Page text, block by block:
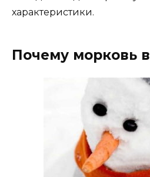
характеристики.
Почему морковь